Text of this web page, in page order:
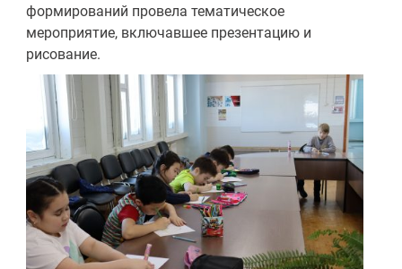
формирований провела тематическое
мероприятие, включавшее презентацию и
рисование.